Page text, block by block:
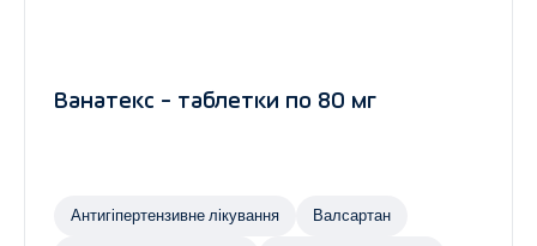
Ванатекс - таблетки по 80 мг
Антигіпертензивне лікування Валсартан